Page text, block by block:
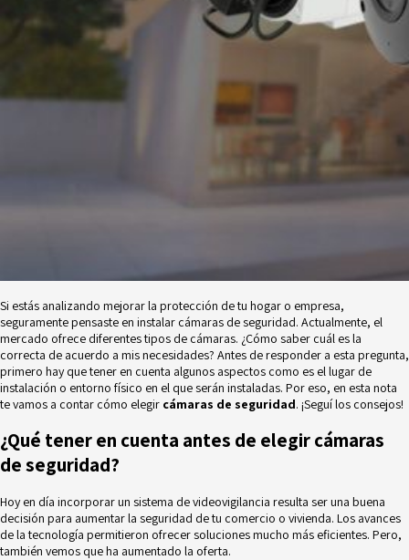
Si estás analizando mejorar la protección de tu hogar o empresa,
seguramente pensaste en instalar cámaras de seguridad. Actualmente, el
mercado ofrece diferentes tipos de cámaras. ¿Cómo saber cuál es la
correcta de acuerdo a mis necesidades? Antes de responder a esta pregunta,
primero hay que tener en cuenta algunos aspectos como es el lugar de
instalación o entorno físico en el que serán instaladas. Por eso, en esta nota
te vamos a contar cómo elegir cámaras de seguridad. ¡Seguí los consejos!
¿Qué tener en cuenta antes de elegir cámaras
de seguridad?
Hoy en día incorporar un sistema de videovigilancia resulta ser una buena
decisión para aumentar la seguridad de tu comercio o vivienda. Los avances
de la tecnología permitieron ofrecer soluciones mucho más eficientes. Pero,
también vemos que ha aumentado la oferta.